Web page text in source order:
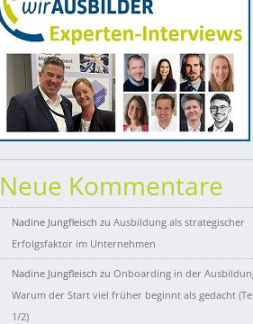
Neue Kommentare
Nadine Jungfleisch zu Ausbildung als strategischer
Erfolgsfaktor im Unternehmen
Nadine Jungfleisch zu Onboarding in der
Warum der Start viel früher beginnt als gedacht
1/2)